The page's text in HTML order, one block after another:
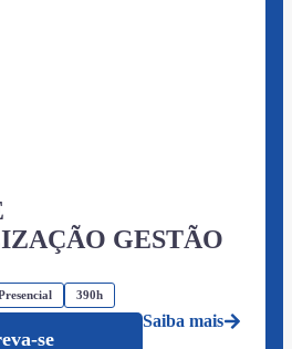
GESTÃO
390h
se
Saiba mais